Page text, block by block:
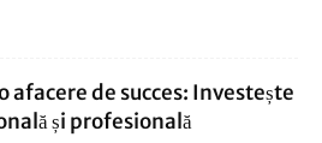
de succes: Investește
și profesională